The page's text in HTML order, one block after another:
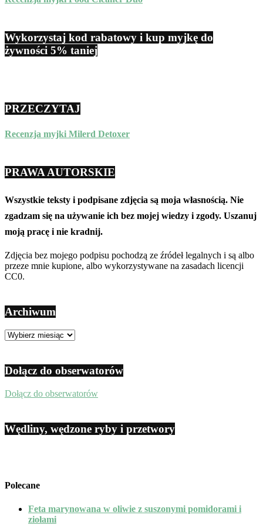
Wykorzystaj kod rabatowy i kup myjkę do
żywności 5% taniej
PRZECZYTAJ
Recenzja myjki Milerd Detoxer
PRAWA AUTORSKIE
Wszystkie teksty i podpisane zdjęcia są moja własnością. Nie
zgadzam się na używanie ich bez mojej wiedzy i zgody. Uszanuj
moją pracę i nie kradnij.
Zdjęcia bez mojego podpisu pochodzą ze źródeł legalnych i są albo
przeze mnie kupione, albo wykorzystywane na zasadach licencji
CC0.
Archiwum
Archiwum
Dołącz do obserwatorów
Dołącz do obserwatorów
Wędliny, wędzone ryby i przetwory
Polecane
Feta marynowana w oliwie z suszonymi pomidorami i
ziołami